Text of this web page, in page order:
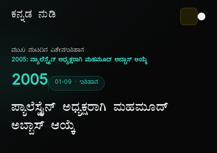
ಕನ್ನಡ ನುಡಿ
ಮುಖ ಪುಟದಿನ ವಿಶೇಷಇತಿಹಾಸ
2005: ಪ್ಯಾಲೆಸ್ಟೈನ್ ಅಧ್ಯಕ್ಷರಾಗಿ ಮಹಮೂದ್ ಅಬ್ಬಾಸ್ ಆಯ್ಕೆ
2005 01-09 · ಇತಿಹಾಸ
ಪ್ಯಾಲೆಸ್ಟೈನ್ ಅಧ್ಯಕ್ಷರಾಗಿ ಮಹಮೂದ್
ಅಬ್ಬಾಸ್ ಆಯ್ಕೆ